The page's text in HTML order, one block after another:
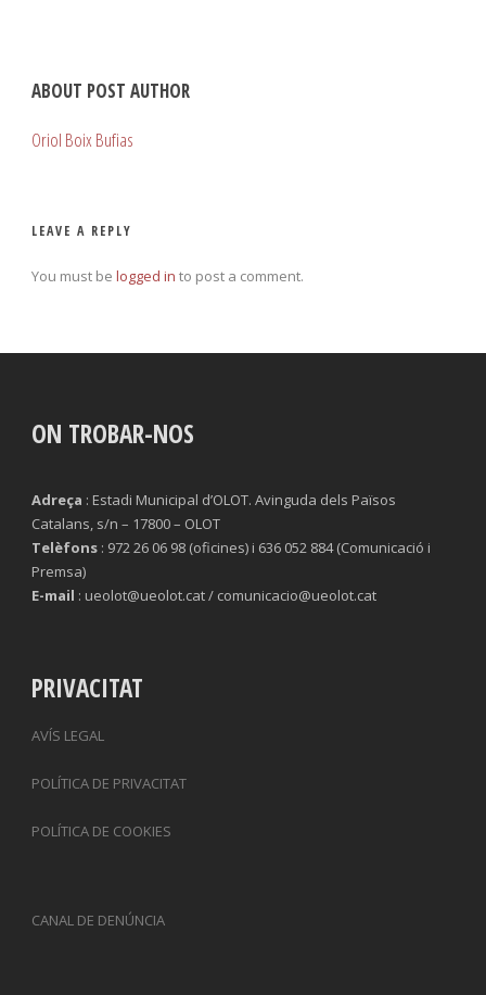
ABOUT POST AUTHOR
Oriol Boix Bufias
LEAVE A REPLY
You must be logged in to post a comment.
ON TROBAR-NOS
Adreça : Estadi Municipal d’OLOT. Avinguda dels Països
Catalans, s/n – 17800 – OLOT
Telèfons : 972 26 06 98 (oficines) i 636 052 884 (Comunicació i
Premsa)
E-mail : ueolot@ueolot.cat / comunicacio@ueolot.cat
PRIVACITAT
AVÍS LEGAL
POLÍTICA DE PRIVACITAT
POLÍTICA DE COOKIES
CANAL DE DENÚNCIA